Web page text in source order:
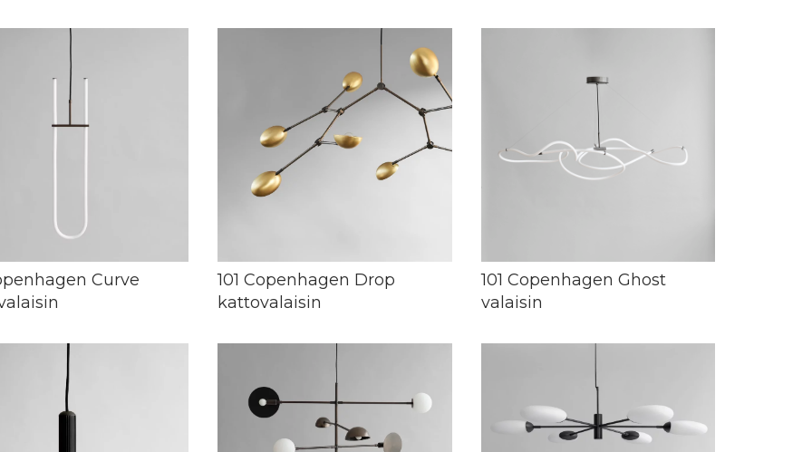
Curve
101 Copenhagen Drop
kattovalaisin
101 Copenhagen Ghost
valaisin